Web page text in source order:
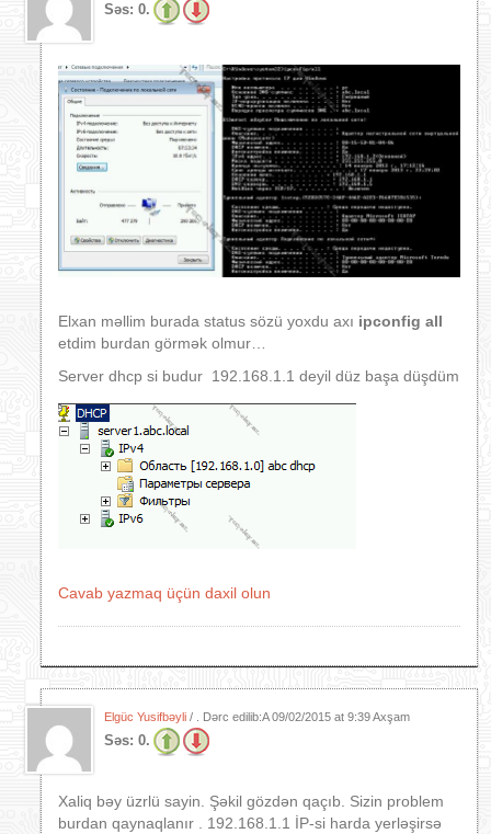
Səs: 0.
Elxan məllim burada status sözü yoxdu axı ipconfig all
etdim burdan görmək olmur…
Server dhcp si budur 192.168.1.1 deyil düz başa düşdüm
Cavab yazmaq üçün daxil olun
Elgüc Yusifbəyli / . Dərc edilib:A09/02/2015 at 9:39 Axşam
Səs: 0.
Xaliq bəy üzrlü sayin. Şəkil gözdən qaçıb. Sizin problem
burdan qaynaqlanır . 192.168.1.1 İP-si harda yerləşirsə